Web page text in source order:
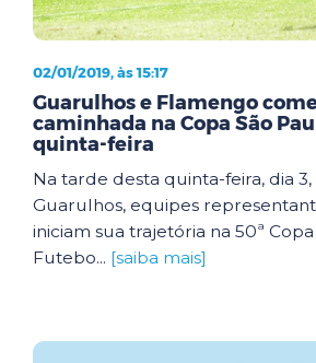
02/01/2019, às 15:17
Guarulhos e Flamengo
caminhada na Copa São
quinta-feira
Na tarde desta quinta-feira, dia
Guarulhos, equipes
iniciam sua trajetória na 50ª
Futebo... [saiba mais]